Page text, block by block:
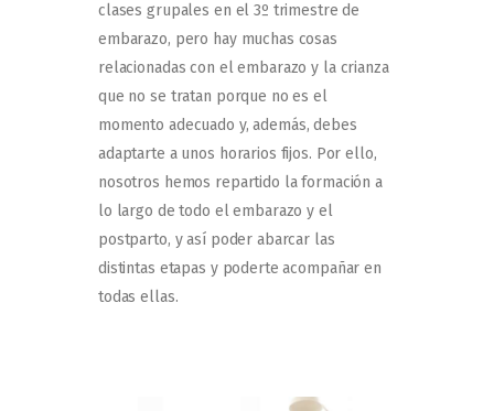
clases grupales en el 3º trimestre de
embarazo, pero hay muchas cosas
relacionadas con el embarazo y la crianza
que no se tratan porque no es el
momento adecuado y, además, debes
adaptarte a unos horarios fijos. Por ello,
nosotros hemos repartido la formación a
lo largo de todo el embarazo y el
postparto, y así poder abarcar las
distintas etapas y poderte acompañar en
todas ellas.